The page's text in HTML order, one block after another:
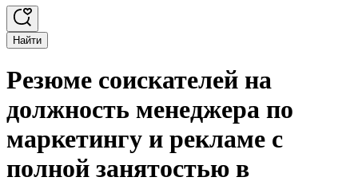
Найти
Резюме соискателей на
должность менеджера по
маркетингу и рекламе с
полной занятостью в